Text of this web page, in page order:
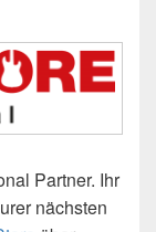
Partner. Ihr
nächsten